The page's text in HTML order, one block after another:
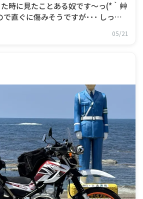
時に見たことある奴です～っ(*｀艸
で直ぐに傷みそうですが･･･ しっか
ているんでしょうねぇ～！？👀
05/21